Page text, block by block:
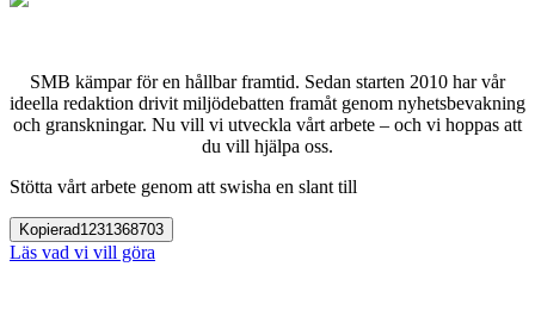
SMB kämpar för en hållbar framtid. Sedan starten 2010 har vår
ideella redaktion drivit miljödebatten framåt genom nyhetsbevakning
och granskningar. Nu vill vi utveckla vårt arbete – och vi hoppas att
du vill hjälpa oss.
Stötta vårt arbete genom att swisha en slant till
Kopierad1231368703
Läs vad vi vill göra